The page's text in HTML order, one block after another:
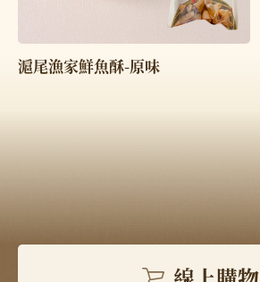
滬尾漁家鮮魚酥-原味